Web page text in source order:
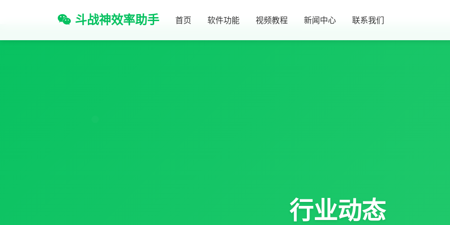
斗战神效率助手 首页 软件功能 视频教程 新闻中心 联系我们
行业动态